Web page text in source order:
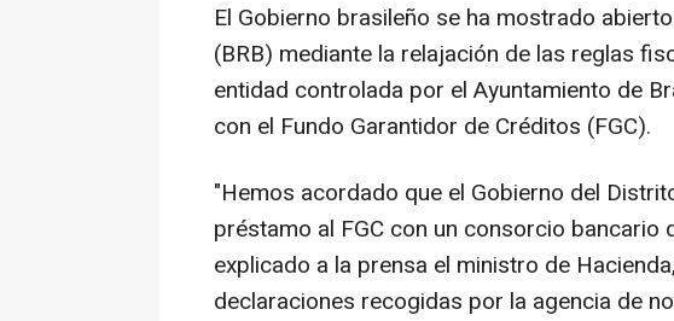
El Gobierno brasileño se ha mostrado
(BRB) mediante la relajación de las reglas
entidad controlada por el Ayuntamiento de
con el Fundo Garantidor de Créditos (FGC).
"Hemos acordado que el Gobierno del
préstamo al FGC con un consorcio bancario
explicado a la prensa el ministro de
declaraciones recogidas por la agencia de